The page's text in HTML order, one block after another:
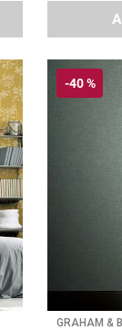
-40 %
GRAHAM &